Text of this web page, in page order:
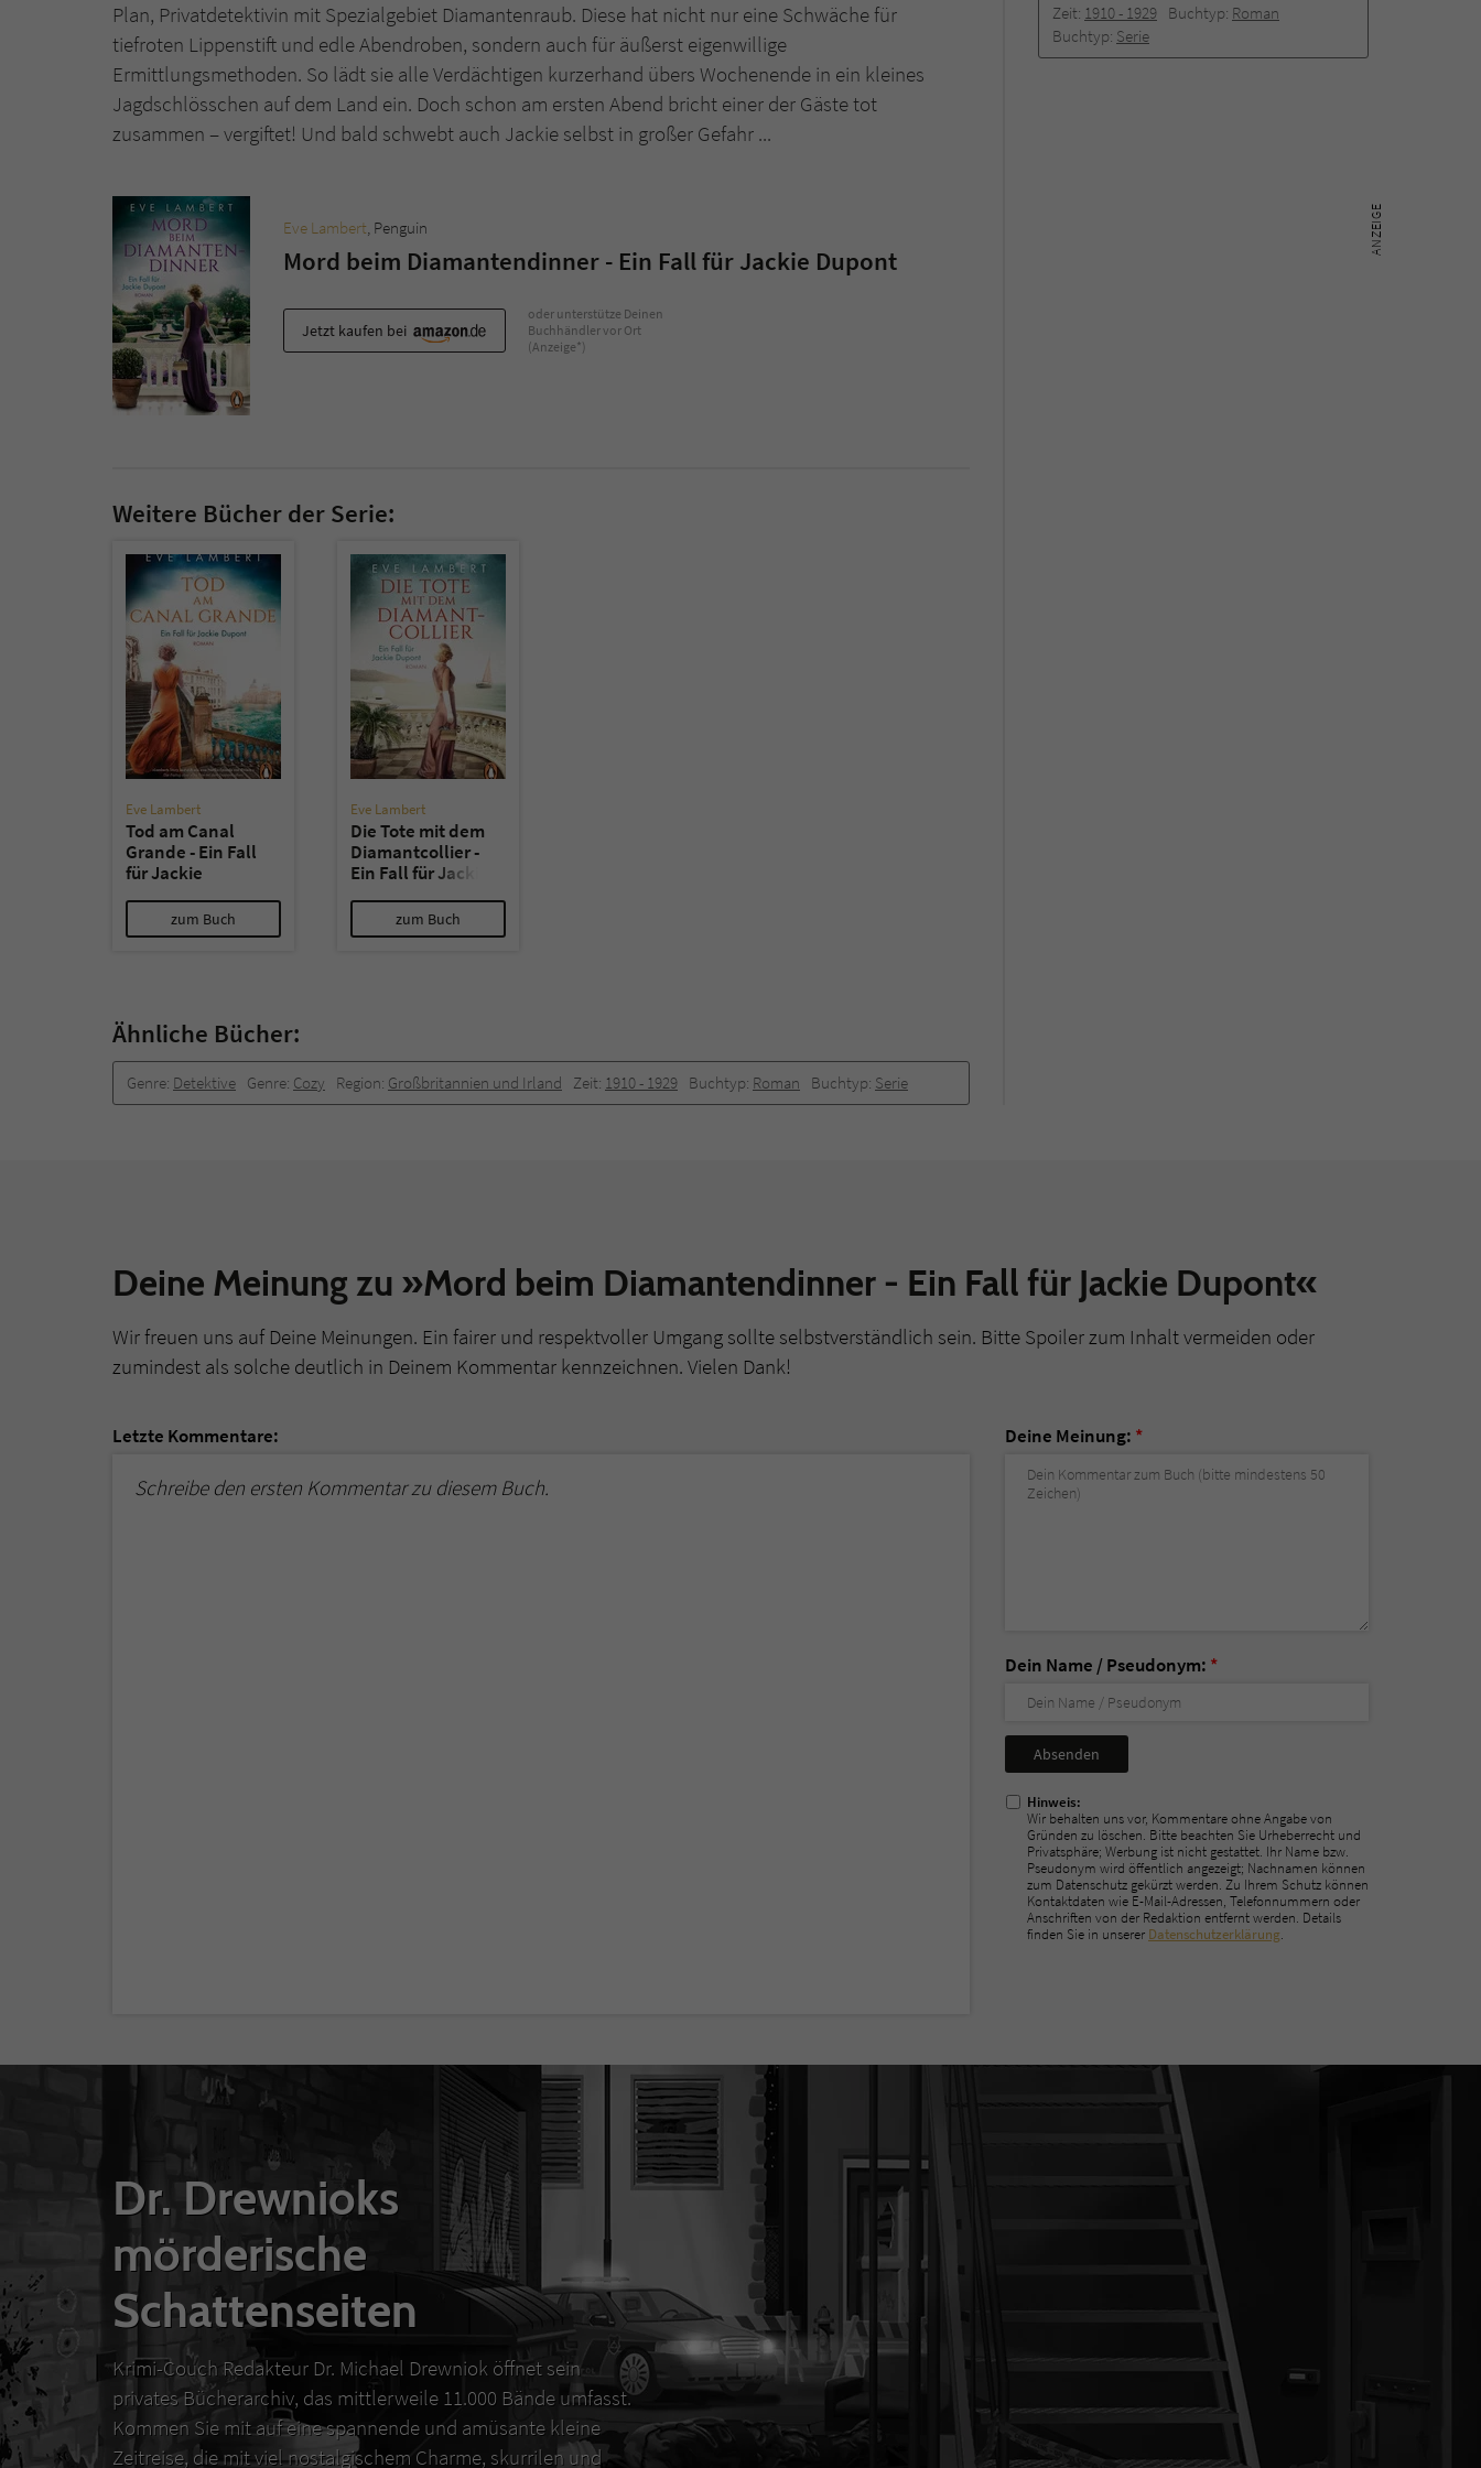
Zeit: 1910 -­ 1929 Buchtyp: Roman
Buchtyp: Serie
Plan, Privatdetektivin mit Spezialgebiet Diamantenraub. Diese hat nicht nur eine Schwäche für
tiefroten Lippenstift und edle Abendroben, sondern auch für äußerst eigenwillige
Ermittlungsmethoden. So lädt sie alle Verdächtigen kurzerhand übers Wochenende in ein kleines
Jagdschlösschen auf dem Land ein. Doch schon am ersten Abend bricht einer der Gäste tot
zusammen – vergiftet! Und bald schwebt auch Jackie selbst in großer Gefahr ...
Eve Lambert, Penguin
Mord beim Diamantendinner - Ein Fall für Jackie Dupont
Jetzt kaufen bei
oder unterstütze Deinen
Buchhändler vor Ort
(Anzeige*)
Weitere Bücher der Serie:
Eve Lambert
Tod am Canal
Grande - Ein Fall
für Jackie
zum Buch
Eve Lambert
Die Tote mit dem
Diamantcollier -
Ein Fall für Jackie
zum Buch
Ähnliche Bücher:
Genre: Detektive Genre: Cozy Region: Großbritannien und Irland Zeit: 1910 -­ 1929 Buchtyp: Roman Buchtyp: Serie
Deine Meinung zu »Mord beim Diamantendinner - Ein Fall für Jackie Dupont«
Wir freuen uns auf Deine Meinungen. Ein fairer und respektvoller Umgang sollte selbstverständlich sein. Bitte Spoiler zum Inhalt vermeiden oder
zumindest als solche deutlich in Deinem Kommentar kennzeichnen. Vielen Dank!
Letzte Kommentare:
Schreibe den ersten Kommentar zu diesem Buch.
Deine Meinung: *
Dein Name / Pseudonym: *
Nicht
ausfüllen!
Hinweis:
Wir behalten uns vor, Kommentare ohne Angabe von
Gründen zu löschen. Bitte beachten Sie Urheberrecht und
Privatsphäre; Werbung ist nicht gestattet. Ihr Name bzw.
Pseudonym wird öffentlich angezeigt; Nachnamen können
zum Datenschutz gekürzt werden. Zu Ihrem Schutz können
Kontaktdaten wie E-Mail-Adressen, Telefonnummern oder
Anschriften von der Redaktion entfernt werden. Details
finden Sie in unserer Datenschutzerklärung.
Dr. Drewnioks
mörderische
Schattenseiten
Krimi-Couch Redakteur Dr. Michael Drewniok öffnet sein
privates Bücherarchiv, das mittlerweile 11.000 Bände umfasst.
Kommen Sie mit auf eine spannende und amüsante kleine
Zeitreise, die mit viel nostalgischem Charme, skurrilen und
Name tx_pwcomments_ahash
Anbieter Literatur-Couch Medien GmbH & Co. KG
Anbieter Literatur-Couch Medien GmbH & Co. KG